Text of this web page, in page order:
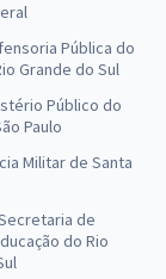
- Economista
- Agente
Pública do
Grande do Sul
Público do
Paulo
Militar de Santa
Secretaria de
do Rio